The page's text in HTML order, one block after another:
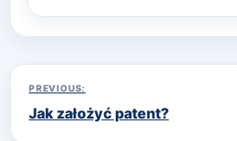
Nawigacja
wpisu
PREVIOUS:
Jak założyć patent?